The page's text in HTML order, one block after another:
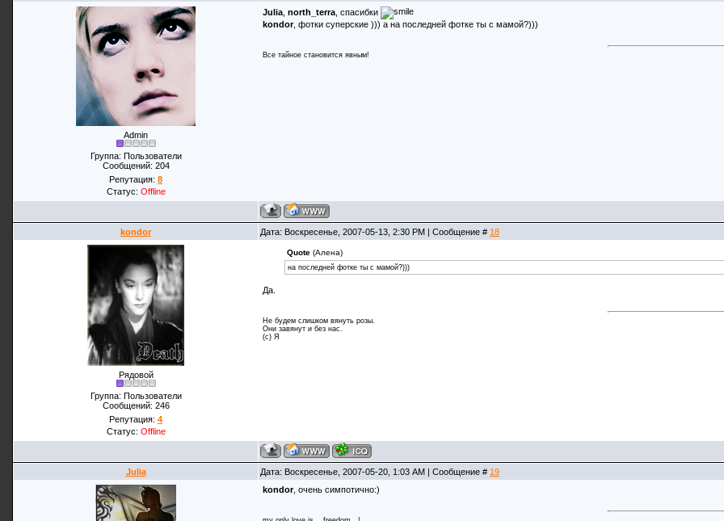
Admin
Группа: Пользователи
Сообщений: 204
Репутация: 8
Статус: Offline
Julia north_terra , спасибки
kondor, фотки суперские ))) а на последней фотке ты с мамой?)))
Все тайное становится явным!
kondor Дата: Воскресенье, 2007-05-13, 2:30 PM | Сообщение # 18
Рядовой
Группа: Пользователи
Сообщений: 246
Репутация: 4
Статус: Offline
Quote(Алена)
на последней фотке ты с мамой?)))
Да.
Не будем слишком вянуть розы.
Они завянут и без нас.
(с) Я
Julia Дата: Воскресенье, 2007-05-20, 1:03 AM | Сообщение # 19
kondor, очень симпотично:)